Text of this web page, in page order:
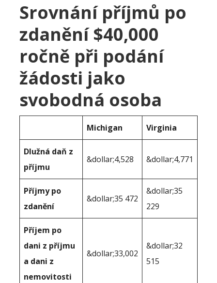
Srovnání příjmů po
zdanění $40,000
ročně při podání
žádosti jako
svobodná osoba
Michigan Virginia
Dlužná daň z
příjmu
&dollar;4,528 &dollar;4,771
Příjmy po
zdanění
&dollar;35 472
&dollar;35
229
Příjem po
dani z příjmu
a dani z
nemovitosti
&dollar;33,002
&dollar;32
515